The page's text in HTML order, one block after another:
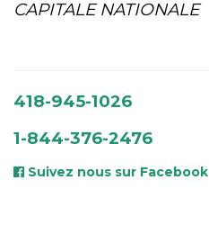
CAPITALE NATIONALE
418-945-1026
1-844-376-2476
Suivez nous sur Facebook